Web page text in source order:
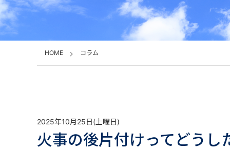
HOME コラム
2025年10月25日(土曜日)
火事の後片付けってどうし